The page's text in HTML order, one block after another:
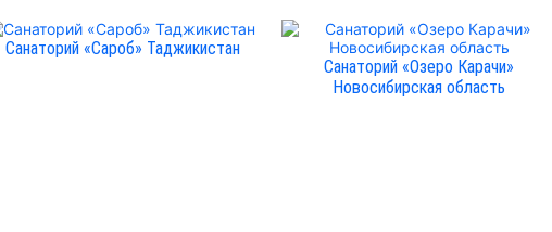
Санаторий «Сароб» Таджикистан
Санаторий «Озеро Карачи»
Новосибирская область